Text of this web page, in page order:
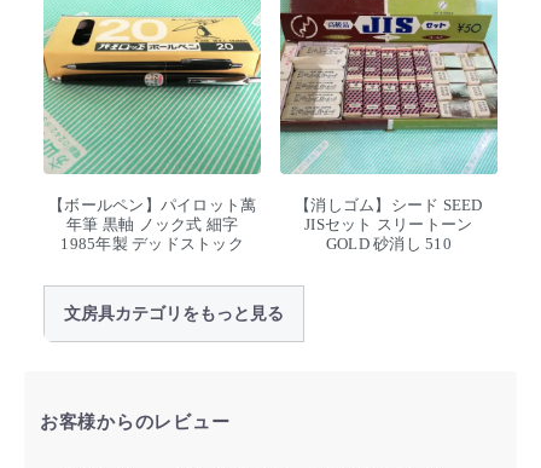
【ボールペン】パイロット萬
年筆 黒軸 ノック式 細字
1985年製 デッドストック
【消しゴム】シード SEED
JISセット スリートーン
GOLD 砂消し 510
文房具カテゴリをもっと見る
お客様からのレビュー